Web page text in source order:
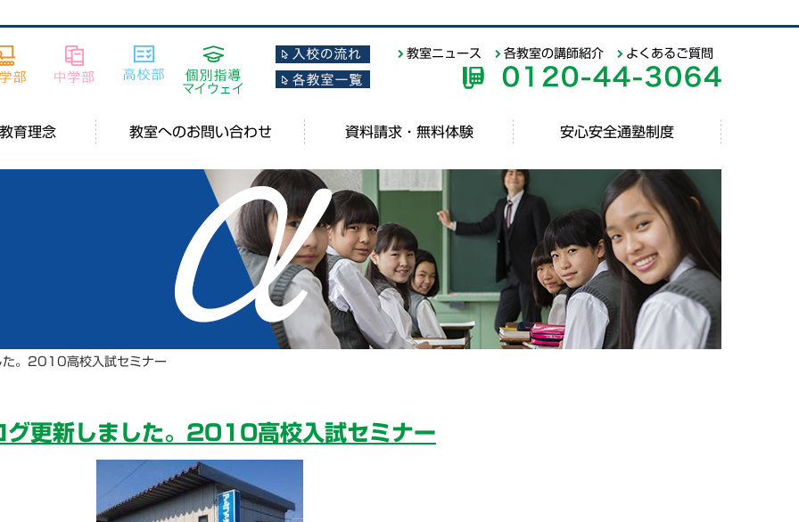
教室ニュース 各教室の講師紹介 よくあるご質問
育理念 教室へのお問い合わせ 資料請求・無料体験 安心安全通塾制度
た。2010高校入試セミナー
グ更新しました。2010高校入試セミナー